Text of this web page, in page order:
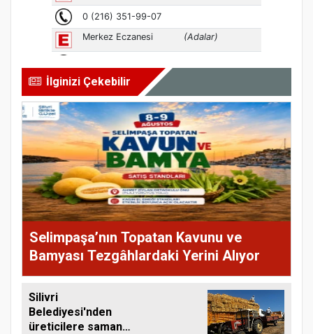
İlginizi Çekebilir
Selimpaşa’nın Topatan Kavunu ve
Bamyası Tezgâhlardaki Yerini Alıyor
Silivri
Belediyesi'nden
üreticilere saman